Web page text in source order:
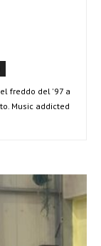
freddo del '97 a
Music addicted